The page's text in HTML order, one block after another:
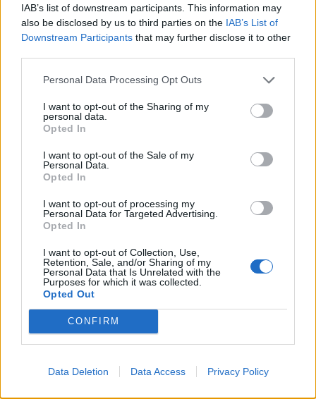
IAB’s list of downstream participants. This information may
also be disclosed by us to third parties on the IAB’s List of
Downstream Participants that may further disclose it to other
Personal Data Processing Opt Outs
I want to opt-out of the Sharing of my
personal data.
Opted In
I want to opt-out of the Sale of my
Personal Data.
Opted In
I want to opt-out of processing my
Personal Data for Targeted Advertising.
Opted In
I want to opt-out of Collection, Use,
Retention, Sale, and/or Sharing of my
Personal Data that Is Unrelated with the
Purposes for which it was collected.
Opted Out
CONFIRM
Data Deletion Data Access Privacy Policy
1,742 ponton áll. A lengyel börze is rákapcsolt a
délelőtt során, melynek következtében a WIG20
1.2%-kal 3,564 pontig új történelmi csúcsig
parketten ezúttal az elmúlt időszakban igencsak eltiport
gyógyszergyártók viszik a prímet. A reggel még 2005
Egis piacára elérkezettnek látták az időt a befektetők a
vételekre, melynek következtében a cég papírjai 1%-kal
20,985 forintig értékelődtek fel. Szektortársa...
A keresett cikk a portfolio.hu hírarchívumához
tartozik, melynek olvasása előfizetéses
regisztrációhoz kötött.
Az előfizetés a következőket tartalmazza:
Portfolio.hu teljes cikkarchívum
Kötéslisták: BÉT elmúlt 2 év napon belüli